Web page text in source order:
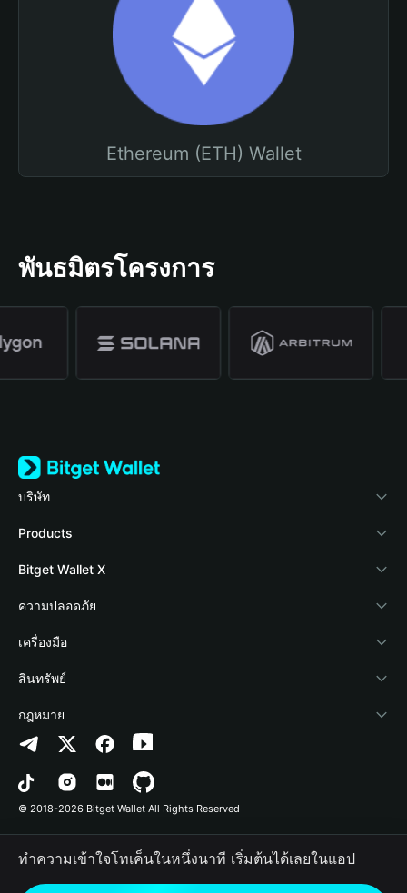
Ethereum (ETH) Wallet
พันธมิตรโครงการ
บริษัท
เกี่ยวกับ Bitget Wallet
Blog
Academy
ข่าวสารด้านคริปโต
ศูนย์ช่วยเหลือ
ติดต่อเรา
ทรัพยากรข้อมูลของแบรนด์
อาชีพ
Products
Crypto Card
Stablecoin Earn
Payfi Crypto
Crypto Swap API
Altcoin Season Index
Prediction Markets
DApp
RWA
Bitget Wallet X
นักพัฒนา
เชื่อมต่อ Wallet
Bitget Wallet Pay
ลิสต์โปรเจกต์
ความปลอดภัย
Protection Fund
เทคโนโลยีความปลอดภัย
เครื่องมือ
ซื้อคริปโต
การตรวจจับการอนุญาต
การตรวจจับสัญญา
การโอนเป็นชุด
สินทรัพย์
Arbitrum
Avalanche
Bitcoin
Polygon
กฎหมาย
นโยบายความเป็นส่วนตัว
ข้อตกลงในการใช้บริการ
© 2018-2026 Bitget Wallet All Rights Reserved
ทำความเข้าใจโทเค็นในหนึ่งนาที เริ่มต้นได้เลยในแอป